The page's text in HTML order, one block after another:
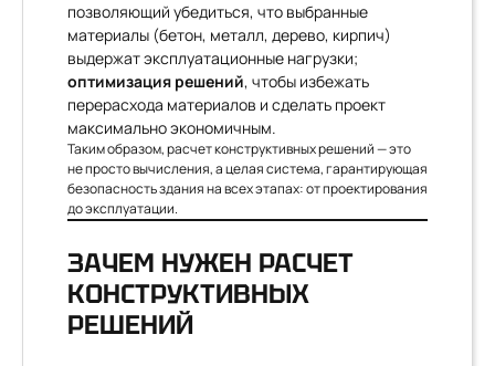
позволяющий убедиться, что выбранные
материалы (бетон, металл, дерево, кирпич)
выдержат эксплуатационные нагрузки;
оптимизация решений, чтобы избежать
перерасхода материалов и сделать проект
максимально экономичным.
Таким образом, расчет конструктивных решений — это
не просто вычисления, а целая система, гарантирующая
безопасность здания на всех этапах: от проектирования
до эксплуатации.
ЗАЧЕМ НУЖЕН РАСЧЕТ
КОНСТРУКТИВНЫХ
РЕШЕНИЙ